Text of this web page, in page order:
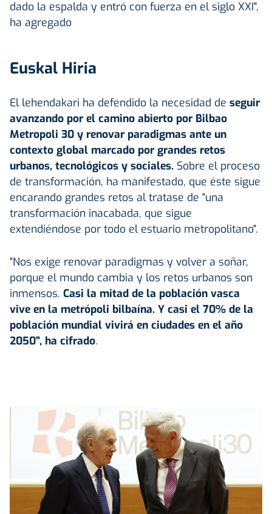
dado la espalda y entró con fuerza en el siglo XXI",
ha agregado
Euskal Hiria
El lehendakari ha defendido la necesidad de seguir
avanzando por el camino abierto por Bilbao
Metropoli 30 y renovar paradigmas ante un
contexto global marcado por grandes retos
urbanos, tecnológicos y sociales. Sobre el proceso
de transformación, ha manifestado, que éste sigue
encarando grandes retos al tratase de "una
transformación inacabada, que sigue
extendiéndose por todo el estuario metropolitano".
"Nos exige renovar paradigmas y volver a soñar,
porque el mundo cambia y los retos urbanos son
inmensos. Casi la mitad de la población vasca
vive en la metrópoli bilbaína. Y casi el 70% de la
población mundial vivirá en ciudades en el año
2050", ha cifrado.